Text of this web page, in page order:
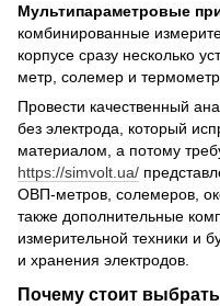
Мультипараметровые
комбинированные
корпусе сразу несколько
метр, солемер и термометр.
Провести качественный
без электрода, который
материалом, а потому
https://simvolt.ua/
ОВП-метров, солемеров,
также дополнительные
измерительной техники и
и хранения электродов.
Почему стоит